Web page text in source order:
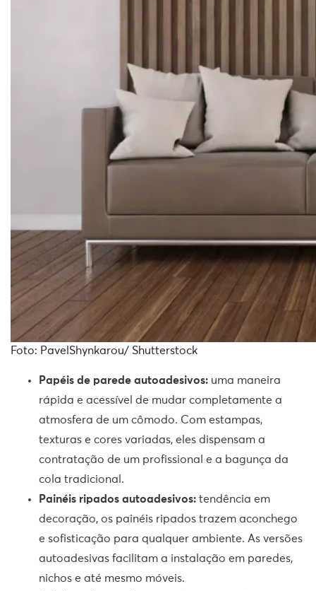
Foto: PavelShynkarou/ Shutterstock
Papéis de parede autoadesivos: uma maneira
rápida e acessível de mudar completamente a
atmosfera de um cômodo. Com estampas,
texturas e cores variadas, eles dispensam a
contratação de um profissional e a bagunça da
cola tradicional.
Painéis ripados autoadesivos: tendência em
decoração, os painéis ripados trazem aconchego
e sofisticação para qualquer ambiente. As versões
autoadesivas facilitam a instalação em paredes,
nichos e até mesmo móveis.